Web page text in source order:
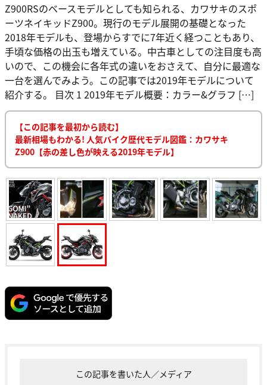
Z900RSのベースモデルとしても知られる、カワサキのスポ
ーツネイキッドZ900。現行のモデル展開の基礎となった
2018年モデルも、登場からすでに7年近く経つこともあり、
手頃な価格の出玉も増えている。中古車としての注目度も高
いので、この機会に各年式の違いをおさえて、自分に最適な
一台を選んでみよう。この記事では2019年モデルについて
紹介する。 目次 1 2019年モデル概要：カラー&グラフ […]
【この記事を最初から読む】
最新相場もわかる! 人気バイク歴代モデル図鑑：カワサキ
Z900【赤の差し色が映える2019年モデル】
この記事を書いた人／メディア